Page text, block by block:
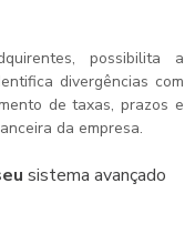
possibilita a
divergências com
de taxas, prazos e
da empresa.
sistema avançado